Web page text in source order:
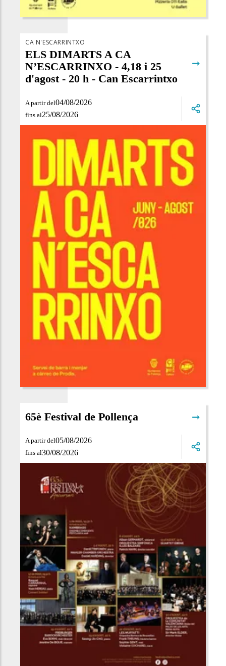
A partir del04/08/2026
fins al25/08/2026
CA N'ESCARRINTXO
ELS DIMARTS A CA
N’ESCARRINXO - 4,18 i 25
d'agost - 20 h - Can Escarrintxo
➞
A partir del05/08/2026
fins al30/08/2026
65è Festival de Pollença ➞